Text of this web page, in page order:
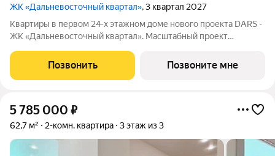
ЖК «Дальневосточный квартал», 3 квартал 2027
Квартиры в первом 24-х этажном доме нового проекта DARS -
ЖК «Дальневосточный квартал». Масштабный проект
представление о доступном и комфортном жилье в
Хабаровске. Это не просто точечная застройка, а
Позвонить Позвоните мне
5 785 000 ₽
62,7 м² 2-комн. квартира 3 этаж из 3